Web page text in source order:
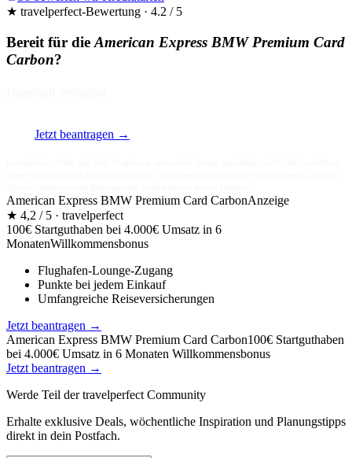
★ travelperfect-Bewertung · 4.2 / 5
Bereit für die American Express BMW Premium Card
Carbon?
Jetzt beantragen →
American Express BMW Premium Card CarbonAnzeige
★ 4,2 / 5 · travelperfect
100€ Startguthaben bei 4.000€ Umsatz in 6
MonatenWillkommensbonus
Flughafen-Lounge-Zugang
Punkte bei jedem Einkauf
Umfangreiche Reiseversicherungen
Jetzt beantragen →
American Express BMW Premium Card Carbon100€ Startguthaben
bei 4.000€ Umsatz in 6 Monaten Willkommensbonus
Jetzt beantragen →
Werde Teil der travelperfect Community
Erhalte exklusive Deals, wöchentliche Inspiration und Planungstipps
direkt in dein Postfach.